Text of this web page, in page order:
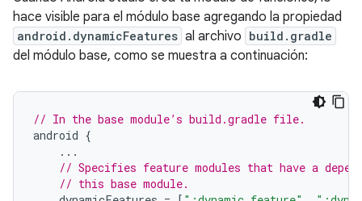
hace visible para el módulo base agregando la propiedad
android.dynamicFeatures al archivo build.gradle
del módulo base, como se muestra a continuación:
// In the base module’s build.gradle file.
android {
...
// Specifies feature modules that have a
// this base module.